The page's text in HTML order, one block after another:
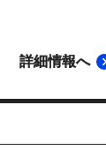
詳細情報へ